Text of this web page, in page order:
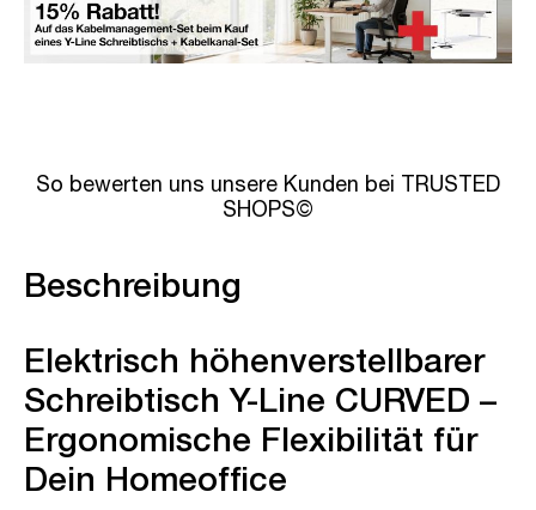
So bewerten uns unsere Kunden bei TRUSTED
SHOPS©
Beschreibung
Elektrisch höhenverstellbarer
Schreibtisch Y-Line CURVED –
Ergonomische Flexibilität für
Dein Homeoffice